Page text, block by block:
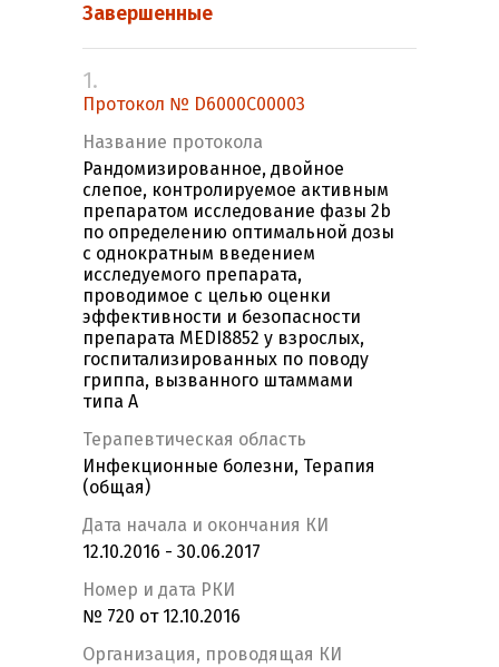
Завершенные
1.
Протокол № D6000C00003
Название протокола
Рандомизированное, двойное
слепое, контролируемое активным
препаратом исследование фазы 2b
по определению оптимальной дозы
с однократным введением
исследуемого препарата,
проводимое с целью оценки
эффективности и безопасности
препарата MEDI8852 у взрослых,
госпитализированных по поводу
гриппа, вызванного штаммами
типа А
Терапевтическая область
Инфекционные болезни, Терапия
(общая)
Дата начала и окончания КИ
12.10.2016 - 30.06.2017
Номер и дата РКИ
№ 720 от 12.10.2016
Организация, проводящая КИ